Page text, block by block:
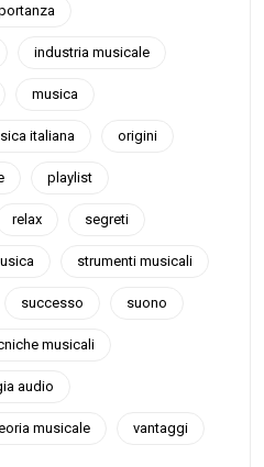
industria musicale
musica
italiana origini
playlist
relax segreti
strumenti musicali
successo suono
musicali
audio
musicale vantaggi